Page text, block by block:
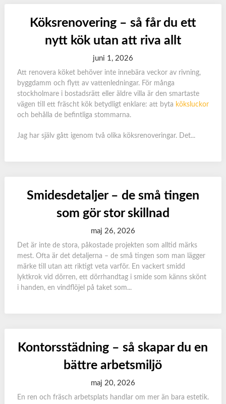
Köksrenovering – så får du ett
nytt kök utan att riva allt
juni 1, 2026
Att renovera köket behöver inte innebära veckor av rivning,
byggdamm och flytt av vattenledningar. För många
stockholmare i bostadsrätt eller äldre villa är den smartaste
vägen till ett fräscht kök betydligt enklare: att byta köksluckor
och behålla de befintliga stommarna.
Jag har själv gått igenom två olika köksrenoveringar. Det...
Smidesdetaljer – de små tingen
som gör stor skillnad
maj 26, 2026
Det är inte de stora, påkostade projekten som alltid märks
mest. Ofta är det detaljerna – de små tingen som man lägger
märke till utan att riktigt veta varför. En vackert smidd
lyktkrok vid dörren, ett dörrhandtag i smide som känns skönt
i handen, en vindflöjel på taket som...
Kontorsstädning – så skapar du en
bättre arbetsmiljö
maj 20, 2026
En ren och fräsch arbetsplats handlar om mer än bara estetik.